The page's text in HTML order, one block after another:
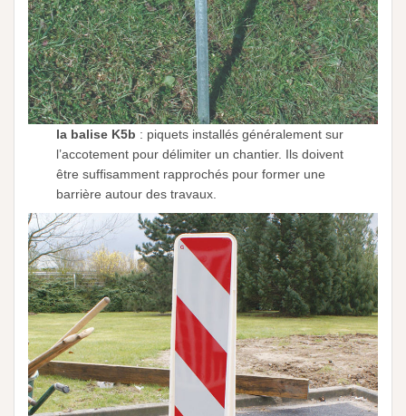
la balise K5b : piquets installés généralement sur
l’accotement pour délimiter un chantier. Ils doivent
être suffisamment rapprochés pour former une
barrière autour des travaux.